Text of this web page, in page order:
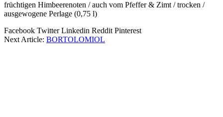
früchtigen Himbeerenoten / auch vom Pfeffer & Zimt / trocken /
ausgewogene Perlage (0,75 l)
Facebook Twitter Linkedin Reddit Pinterest
Next Article: BORTOLOMIOL